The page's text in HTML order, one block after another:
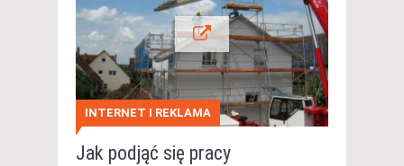
INTERNET I REKLAMA
Jak podjąć się pracy